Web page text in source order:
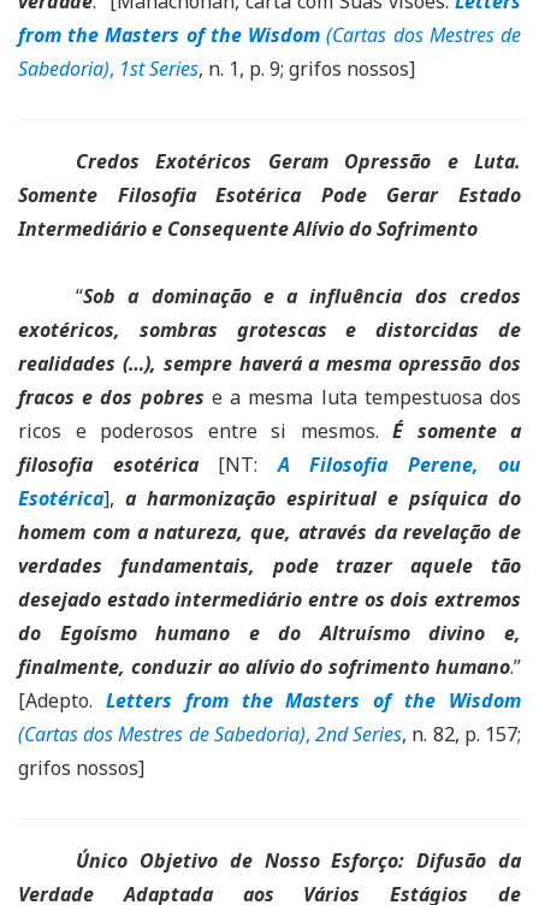
from the Masters of the Wisdom (Cartas dos Mestres de
Sabedoria), 1st Series, n. 1, p. 9; grifos nossos]
Credos Exotéricos Geram Opressão e Luta.
Somente Filosofia Esotérica Pode Gerar Estado
Intermediário e Consequente Alívio do Sofrimento
“Sob a dominação e a influência dos credos
exotéricos, sombras grotescas e distorcidas de
realidades (…), sempre haverá a mesma opressão dos
fracos e dos pobres e a mesma luta tempestuosa dos
ricos e poderosos entre si mesmos. É somente a
filosofia esotérica [NT:A Filosofia Perene, ou
Esotérica], a harmonização espiritual e psíquica do
homem com a natureza, que, através da revelação de
verdades fundamentais, pode trazer aquele tão
desejado estado intermediário entre os dois extremos
do Egoísmo humano e do Altruísmo divino e,
finalmente, conduzir ao alívio do sofrimento humano.”
[Adepto. Letters from the Masters of the Wisdom
(Cartas dos Mestres de Sabedoria),2nd Series, n. 82, p. 157;
grifos nossos]
Único Objetivo de Nosso Esforço: Difusão da
Verdade Adaptada aos Vários Estágios de